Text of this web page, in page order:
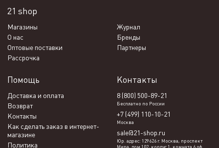
21 shop
Магазины
Журнал
О нас
Бренды
Оптовые поставки
Партнеры
Рассрочка
Помощь
Доставка и оплата
Возврат
Контакты
Как сделать заказ в интернет-
магазине
Политика
Контакты
8 (800) 500-89-21
Бесплатно по России
+7 (499) 110-10-21
Москва
sale@21-shop.ru
Юр. адрес: 129626 г. Москва, проспект
Мира, дом 102, корпус 1, комната 6 оф